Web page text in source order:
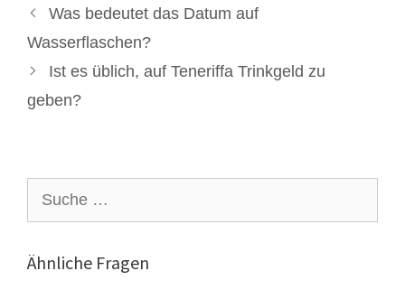
Was bedeutet das Datum auf
Wasserflaschen?
Ist es üblich, auf Teneriffa Trinkgeld zu
geben?
nach:
Ähnliche Fragen